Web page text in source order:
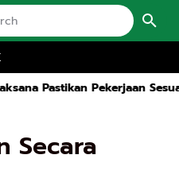
Pekerjaan Sesuai SOP dan
Secara